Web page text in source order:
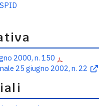
SPID
2000, n. 150
25 giugno 2002, n. 22